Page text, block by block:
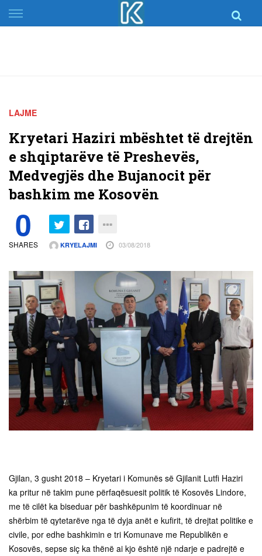
Skip
to
LAJME
Kryetari Haziri mbështet të drejtën
e shqiptarëve të Preshevës,
Medvegjës dhe Bujanocit për
bashkim me Kosovën
0
SHARES KRYELAJMI 03/08/2018
Gjilan, 3 gusht 2018 – Kryetari i Komunës së Gjilanit Lutfi Haziri
ka pritur në takim pune përfaqësuesit politik të Kosovës Lindore,
me të cilët ka biseduar për bashkëpunim të koordinuar në
shërbim të qytetarëve nga të dyja anët e kufirit, të drejtat politike e
civile, por edhe bashkimin e tri Komunave me Republikën e
Kosovës, sepse siç ka thënë ai kjo është një ndarje e padrejtë e